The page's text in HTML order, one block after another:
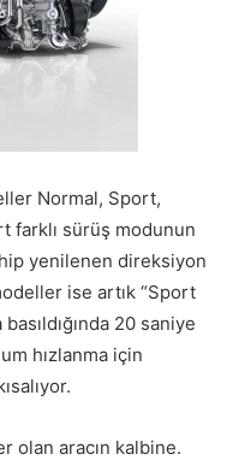
Normal, Sport,
farklı sürüş modunun
yenilenen direksiyon
ise artık “Sport
20 saniye
hızlanma için
olan aracın kalbine.